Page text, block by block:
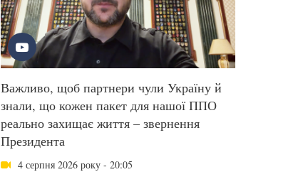
Важливо, щоб партнери чули Україну й
знали, що кожен пакет для нашої ППО
реально захищає життя – звернення
Президента
4 серпня 2026 року - 20:05